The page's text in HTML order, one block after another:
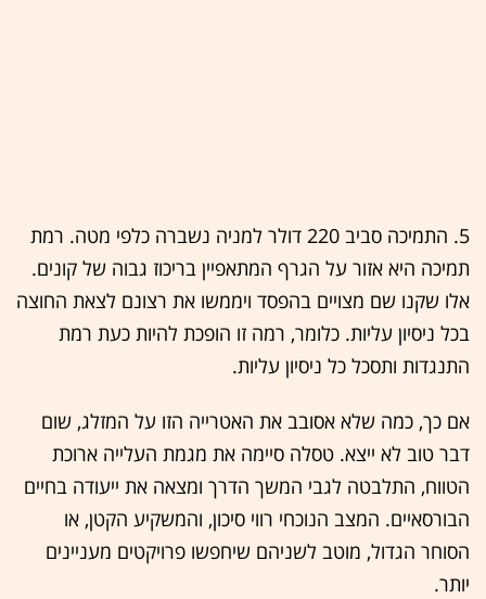
5. התמיכה סביב 220 דולר למניה נשברה כלפי מטה. רמת
תמיכה היא אזור על הגרף המתאפיין בריכוז גבוה של קונים.
אלו שקנו שם מצויים בהפסד ויממשו את רצונם לצאת החוצה
בכל ניסיון עליות. כלומר, רמה זו הופכת להיות כעת רמת
התנגדות ותסכל כל ניסיון עליות.
אם כך, כמה שלא אסובב את האטרייה הזו על המזלג, שום
דבר טוב לא ייצא. טסלה סיימה את מגמת העלייה ארוכת
הטווח, התלבטה לגבי המשך הדרך ומצאה את ייעודה בחיים
הבורסאיים. המצב הנוכחי רווי סיכון, והמשקיע הקטן, או
הסוחר הגדול, מוטב לשניהם שיחפשו פרויקטים מעניינים
יותר.